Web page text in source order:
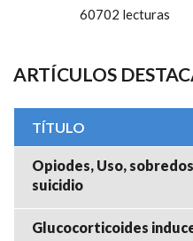
60702 lecturas
ARTÍCULOS
TÍTULO
Opiodes, Uso,
suicidio
Glucocorticoides